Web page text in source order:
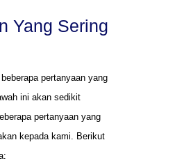
Yang Sering
pertanyaan yang
ini akan sedikit
pertanyaan yang
kepada kami. Berikut